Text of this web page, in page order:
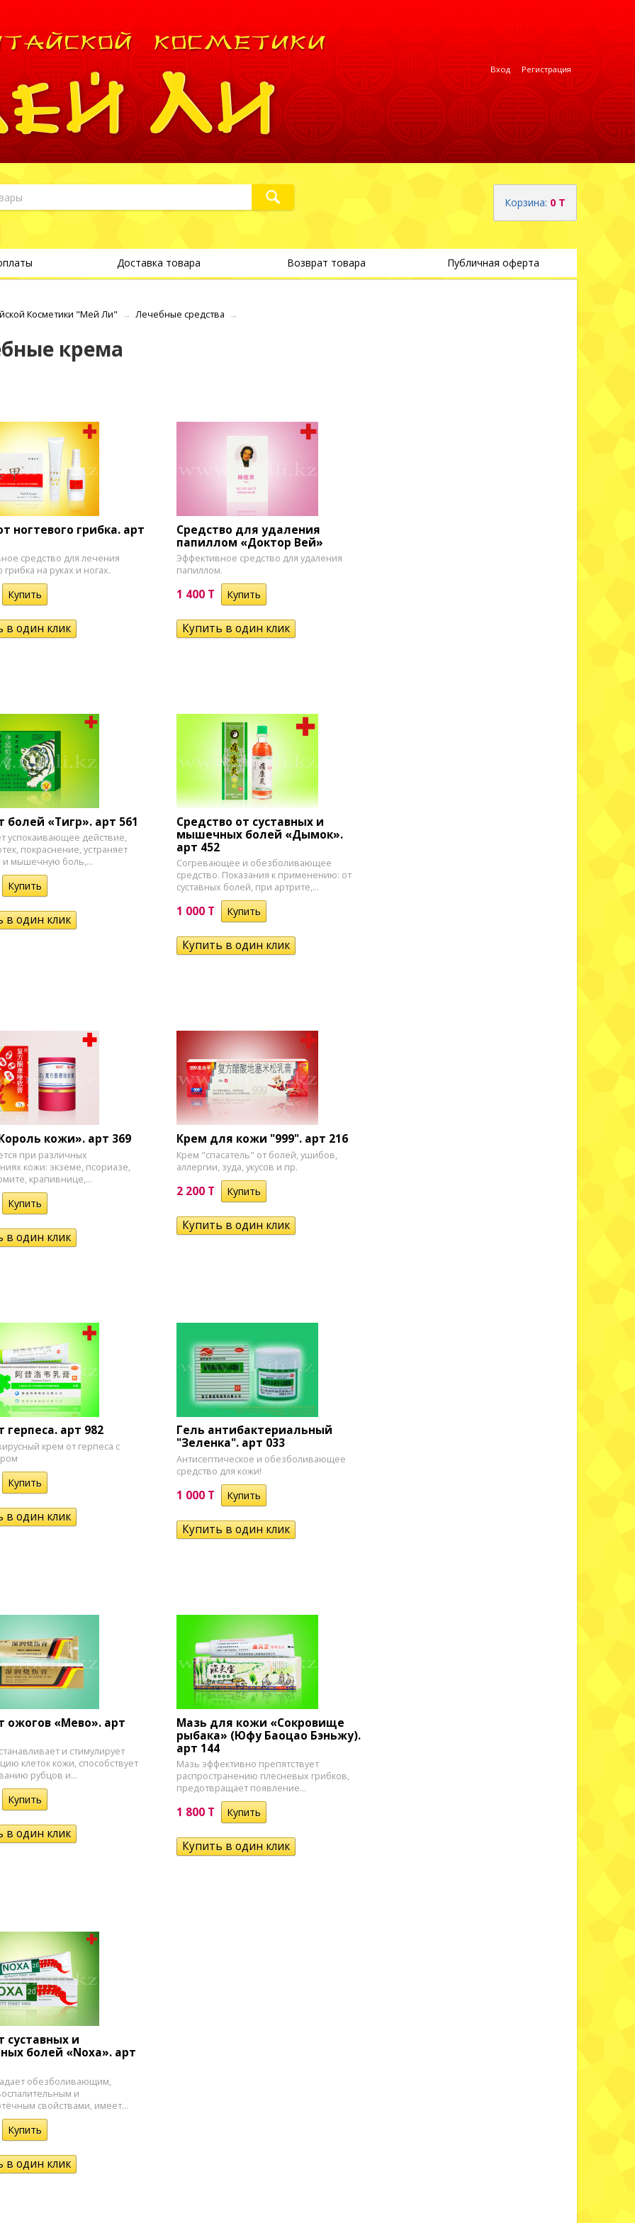
Вход Регистрация
Корзина: 0 T
Доставка товара Возврат товара Публичная оферта
Косметики "Мей Ли" → Лечебные средства →
крема
ногтевого грибка. арт
средство для лечения
грибка на руках и ногах.
Средство для удаления
папиллом «Доктор Вей»
Эффективное средство для удаления
папиллом.
1 400 T
болей «Тигр». арт 561
успокаивающее действие,
покраснение, устраняет
и мышечную боль,...
Средство от суставных и
мышечных болей «Дымок».
арт 452
Согревающее и обезболивающее
средство. Показания к применению: от
суставных болей, при артрите,...
1 000 T
кожи». арт 369
при различных
кожи: экземе, псориазе,
крапивнице,...
Крем для кожи "999". арт 216
Крем "спасатель" от болей, ушибов,
аллергии, зуда, укусов и пр.
2 200 T
герпеса. арт 982
крем от герпеса с
Гель антибактериальный
"Зеленка". арт 033
Антисептическое и обезболивающее
средство для кожи!
1 000 T
ожогов «Мево». арт
и стимулирует
клеток кожи, способствует
рубцов и...
Мазь для кожи «Сокровище
рыбака» (Юфу Баоцао Бэньжу).
арт 144
Мазь эффективно препятствует
распространению плесневых грибков,
предотвращает появление...
1 800 T
суставных и
болей «Noxa». арт
обезболивающим,
и
свойствами, имеет...